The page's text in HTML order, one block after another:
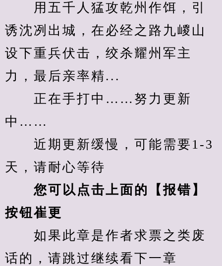
用五千人猛攻乾州作饵，引
诱沈冽出城，在必经之路九嵕山
设下重兵伏击，绞杀耀州军主
力，最后亲率精...
正在手打中……努力更新
中……
近期更新缓慢，可能需要1-3
天，请耐心等待
您可以点击上面的【报错】
按钮崔更
如果此章是作者求票之类废
话的，请跳过继续看下一章